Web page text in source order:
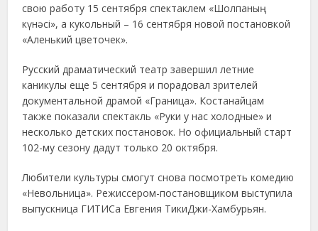
свою работу 15 сентября спектаклем «Шолпаның
күнәсі», а кукольный – 16 сентября новой постановкой
«Аленький цветочек».
Русский драматический театр завершил летние
каникулы еще 5 сентября и порадовал зрителей
документальной драмой «Граница». Костанайцам
также показали спектакль «Руки у нас холодные» и
несколько детских постановок. Но официальный старт
102-му сезону дадут только 20 октября.
Любители культуры смогут снова посмотреть комедию
«Невольница». Режиссером-постановщиком выступила
выпускница ГИТИСа Евгения ТикиДжи-Хамбурьян.